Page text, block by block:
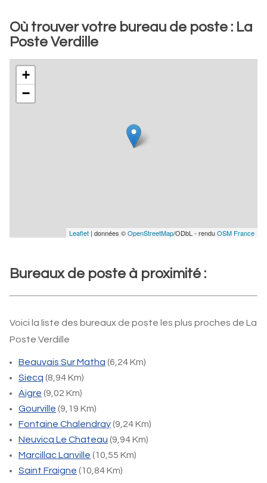
Où trouver votre bureau de poste : La
Poste Verdille
+
−
Leaflet | données ©OpenStreetMap/ODbL - renduOSM France
Bureaux de poste à proximité :
Voici la liste des bureaux de poste les plus proches de La
Poste Verdille
Beauvais Sur Matha (6,24 Km)
Siecq (8,94 Km)
Aigre (9,02 Km)
Gourville (9,19 Km)
Fontaine Chalendray(9,24 Km)
Neuvicq Le Chateau (9,94 Km)
Marcillac Lanville (10,55 Km)
Saint Fraigne (10,84 Km)